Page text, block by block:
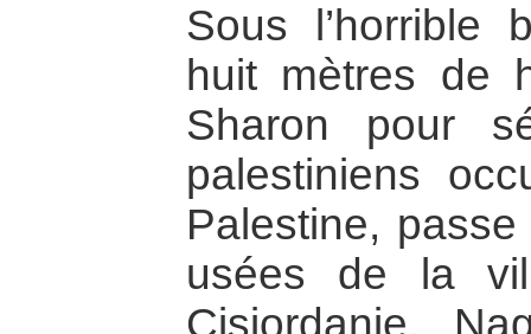
Sous l’horrible
huit mètres de
Sharon pour
palestiniens
Palestine,
usées de la
Cisjordanie.